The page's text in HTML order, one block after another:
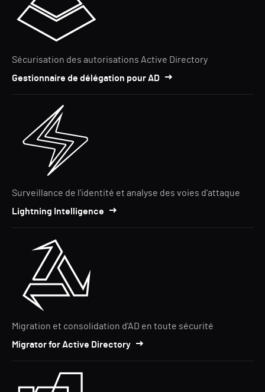
Sécurisation des autorisations Active Directory
Gestionnaire de délégation pour AD
Surveillance de l'identité et analyse des voies d'attaque
Lightning Intelligence
Migration et consolidation d'AD en toute sécurité
Migrator for Active Directory